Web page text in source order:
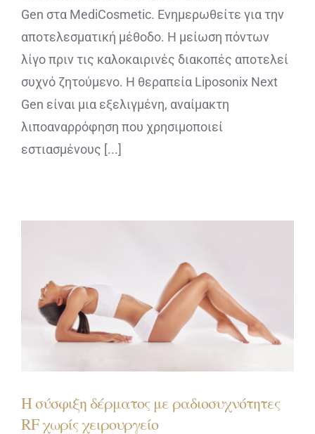
Gen στα MediCosmetic. Ενημερωθείτε για την
αποτελεσματική μέθοδο. Η μείωση πόντων
λίγο πριν τις καλοκαιρινές διακοπές αποτελεί
συχνό ζητούμενο. Η θεραπεία Liposonix Next
Gen είναι μια εξελιγμένη, αναίμακτη
λιποαναρρόφηση που χρησιμοποιεί
εστιασμένους [...]
Η σύσφιξη δέρματος με ραδιοσυχνότητες
RF χωρίς χειρουργείο